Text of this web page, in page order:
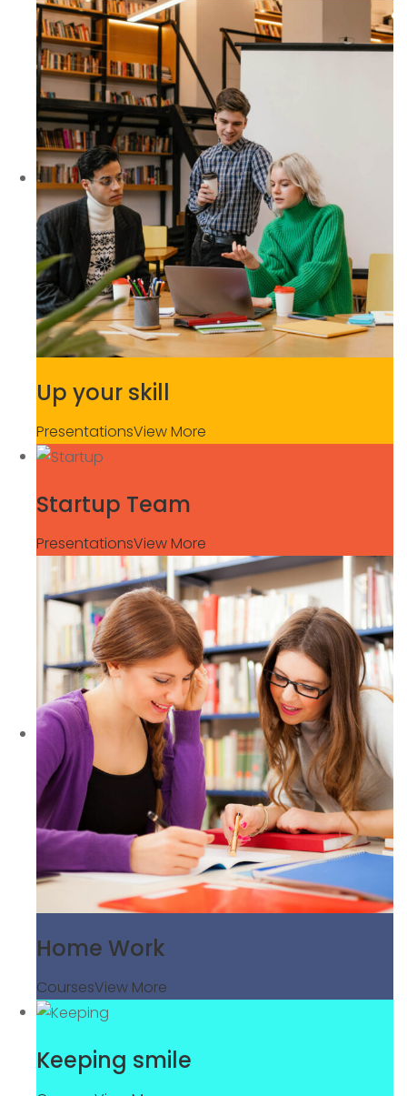
Up your skill
PresentationsView More
Startup Team
PresentationsView More
Home Work
CoursesView More
Keeping smile